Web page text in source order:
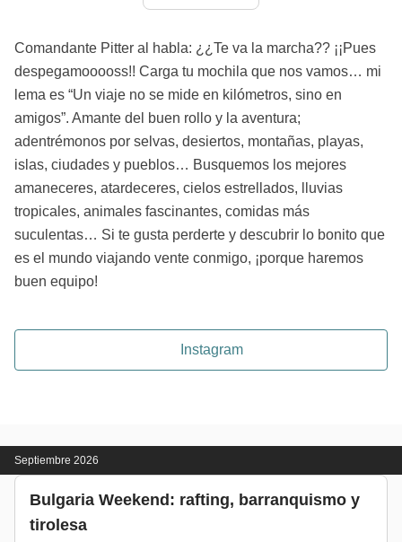
Comandante Pitter al habla: ¿¿Te va la marcha?? ¡¡Pues
despegamooooss!! Carga tu mochila que nos vamos… mi
lema es “Un viaje no se mide en kilómetros, sino en
amigos”. Amante del buen rollo y la aventura;
adentrémonos por selvas, desiertos, montañas, playas,
islas, ciudades y pueblos… Busquemos los mejores
amaneceres, atardeceres, cielos estrellados, lluvias
tropicales, animales fascinantes, comidas más
suculentas… Si te gusta perderte y descubrir lo bonito que
es el mundo viajando vente conmigo, ¡porque haremos
buen equipo!
Instagram
Septiembre 2026
Bulgaria Weekend: rafting, barranquismo y
tirolesa